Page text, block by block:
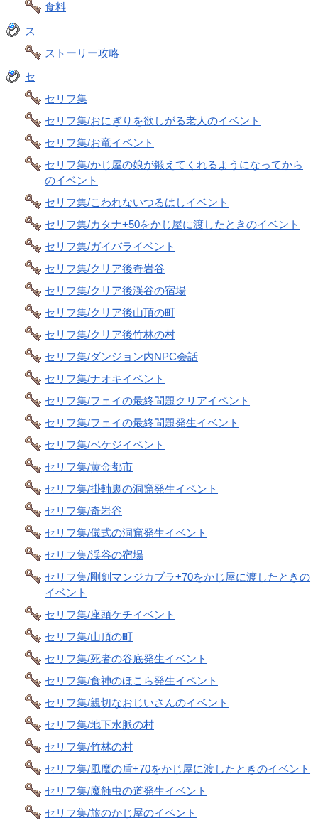
食料
ス
ストーリー攻略
セ
セリフ集
セリフ集/おにぎりを欲しがる老人のイベント
セリフ集/お竜イベント
セリフ集/かじ屋の娘が鍛えてくれるようになってから
のイベント
セリフ集/こわれないつるはしイベント
セリフ集/カタナ+50をかじ屋に渡したときのイベント
セリフ集/ガイバライベント
セリフ集/クリア後奇岩谷
セリフ集/クリア後渓谷の宿場
セリフ集/クリア後山頂の町
セリフ集/クリア後竹林の村
セリフ集/ダンジョン内NPC会話
セリフ集/ナオキイベント
セリフ集/フェイの最終問題クリアイベント
セリフ集/フェイの最終問題発生イベント
セリフ集/ペケジイベント
セリフ集/黄金都市
セリフ集/掛軸裏の洞窟発生イベント
セリフ集/奇岩谷
セリフ集/儀式の洞窟発生イベント
セリフ集/渓谷の宿場
セリフ集/剛剣マンジカブラ+70をかじ屋に渡したときの
イベント
セリフ集/座頭ケチイベント
セリフ集/山頂の町
セリフ集/死者の谷底発生イベント
セリフ集/食神のほこら発生イベント
セリフ集/親切なおじいさんのイベント
セリフ集/地下水脈の村
セリフ集/竹林の村
セリフ集/風魔の盾+70をかじ屋に渡したときのイベント
セリフ集/魔蝕虫の道発生イベント
セリフ集/旅のかじ屋のイベント